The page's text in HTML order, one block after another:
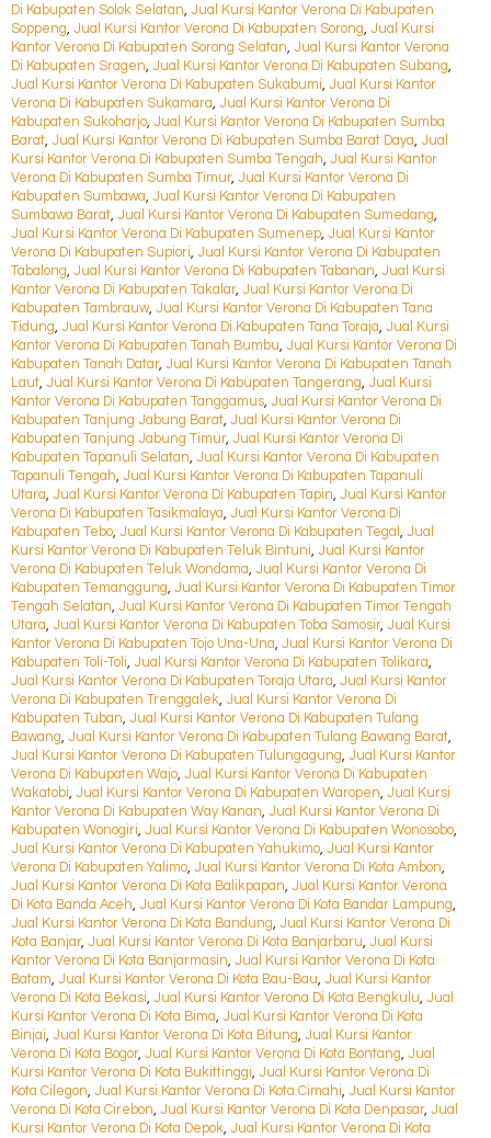
Di Kabupaten Solok Selatan, Jual Kursi Kantor Verona Di Kabupaten
Soppeng, Jual Kursi Kantor Verona Di Kabupaten Sorong, Jual Kursi
Kantor Verona Di Kabupaten Sorong Selatan, Jual Kursi Kantor Verona
Di Kabupaten Sragen, Jual Kursi Kantor Verona Di Kabupaten Subang,
Jual Kursi Kantor Verona Di Kabupaten Sukabumi, Jual Kursi Kantor
Verona Di Kabupaten Sukamara, Jual Kursi Kantor Verona Di
Kabupaten Sukoharjo, Jual Kursi Kantor Verona Di Kabupaten Sumba
Barat, Jual Kursi Kantor Verona Di Kabupaten Sumba Barat Daya, Jual
Kursi Kantor Verona Di Kabupaten Sumba Tengah, Jual Kursi Kantor
Verona Di Kabupaten Sumba Timur, Jual Kursi Kantor Verona Di
Kabupaten Sumbawa, Jual Kursi Kantor Verona Di Kabupaten
Sumbawa Barat, Jual Kursi Kantor Verona Di Kabupaten Sumedang,
Jual Kursi Kantor Verona Di Kabupaten Sumenep, Jual Kursi Kantor
Verona Di Kabupaten Supiori, Jual Kursi Kantor Verona Di Kabupaten
Tabalong, Jual Kursi Kantor Verona Di Kabupaten Tabanan, Jual Kursi
Kantor Verona Di Kabupaten Takalar, Jual Kursi Kantor Verona Di
Kabupaten Tambrauw, Jual Kursi Kantor Verona Di Kabupaten Tana
Tidung, Jual Kursi Kantor Verona Di Kabupaten Tana Toraja, Jual Kursi
Kantor Verona Di Kabupaten Tanah Bumbu, Jual Kursi Kantor Verona Di
Kabupaten Tanah Datar, Jual Kursi Kantor Verona Di Kabupaten Tanah
Laut, Jual Kursi Kantor Verona Di Kabupaten Tangerang, Jual Kursi
Kantor Verona Di Kabupaten Tanggamus, Jual Kursi Kantor Verona Di
Kabupaten Tanjung Jabung Barat, Jual Kursi Kantor Verona Di
Kabupaten Tanjung Jabung Timur, Jual Kursi Kantor Verona Di
Kabupaten Tapanuli Selatan, Jual Kursi Kantor Verona Di Kabupaten
Tapanuli Tengah, Jual Kursi Kantor Verona Di Kabupaten Tapanuli
Utara, Jual Kursi Kantor Verona Di Kabupaten Tapin, Jual Kursi Kantor
Verona Di Kabupaten Tasikmalaya, Jual Kursi Kantor Verona Di
Kabupaten Tebo, Jual Kursi Kantor Verona Di Kabupaten Tegal , Jual
Kursi Kantor Verona Di Kabupaten Teluk Bintuni, Jual Kursi Kantor
Verona Di Kabupaten Teluk Wondama, Jual Kursi Kantor Verona Di
Kabupaten Temanggung, Jual Kursi Kantor Verona Di Kabupaten Timor
Tengah Selatan, Jual Kursi Kantor Verona Di Kabupaten Timor Tengah
Utara, Jual Kursi Kantor Verona Di Kabupaten Toba Samosir, Jual Kursi
Kantor Verona Di Kabupaten Tojo Una-Una, Jual Kursi Kantor Verona Di
Kabupaten Toli-Toli, Jual Kursi Kantor Verona Di Kabupaten Tolikara,
Jual Kursi Kantor Verona Di Kabupaten Toraja Utara, Jual Kursi Kantor
Verona Di Kabupaten Trenggalek, Jual Kursi Kantor Verona Di
Kabupaten Tuban, Jual Kursi Kantor Verona Di Kabupaten Tulang
Bawang, Jual Kursi Kantor Verona Di Kabupaten Tulang Bawang Barat,
Jual Kursi Kantor Verona Di Kabupaten Tulungagung, Jual Kursi Kantor
Verona Di Kabupaten Wajo, Jual Kursi Kantor Verona Di Kabupaten
Wakatobi, Jual Kursi Kantor Verona Di Kabupaten Waropen, Jual Kursi
Kantor Verona Di Kabupaten Way Kanan, Jual Kursi Kantor Verona Di
Kabupaten Wonogiri, Jual Kursi Kantor Verona Di Kabupaten Wonosobo,
Jual Kursi Kantor Verona Di Kabupaten Yahukimo, Jual Kursi Kantor
Verona Di Kabupaten Yalimo, Jual Kursi Kantor Verona Di Kota Ambon,
Jual Kursi Kantor Verona Di Kota Balikpapan, Jual Kursi Kantor Verona
Di Kota Banda Aceh, Jual Kursi Kantor Verona Di Kota Bandar Lampung,
Jual Kursi Kantor Verona Di Kota Bandung, Jual Kursi Kantor Verona Di
Kota Banjar, Jual Kursi Kantor Verona Di Kota Banjarbaru, Jual Kursi
Kantor Verona Di Kota Banjarmasin, Jual Kursi Kantor Verona Di Kota
Batam, Jual Kursi Kantor Verona Di Kota Bau-Bau, Jual Kursi Kantor
Verona Di Kota Bekasi, Jual Kursi Kantor Verona Di Kota Bengkulu, Jual
Kursi Kantor Verona Di Kota Bima, Jual Kursi Kantor Verona Di Kota
Binjai, Jual Kursi Kantor Verona Di Kota Bitung, Jual Kursi Kantor
Verona Di Kota Bogor, Jual Kursi Kantor Verona Di Kota Bontang, Jual
Kursi Kantor Verona Di Kota Bukittinggi, Jual Kursi Kantor Verona Di
Kota Cilegon, Jual Kursi Kantor Verona Di Kota Cimahi, Jual Kursi Kantor
Verona Di Kota Cirebon, Jual Kursi Kantor Verona Di Kota Denpasar, Jual
Kursi Kantor Verona Di Kota Depok, Jual Kursi Kantor Verona Di Kota